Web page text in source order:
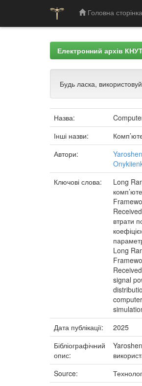
Головна сторінка
Електронний архів
Будь ласка,
Назва:
Інші назви:
Автори:
Ключові слова:
Long
втрати
Long
signal
Дата публікації:
2025
Бібліографічний
опис:
Source: